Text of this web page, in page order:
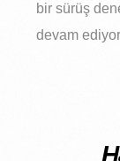
bir sürüş
devam